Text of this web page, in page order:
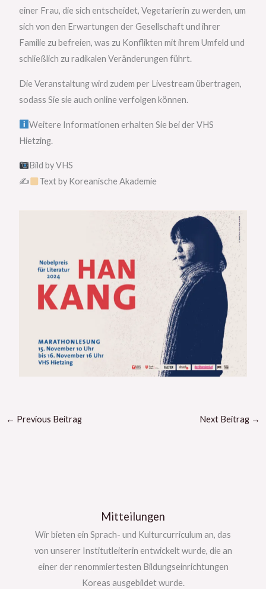
einer Frau, die sich entscheidet, Vegetarierin zu werden, um
sich von den Erwartungen der Gesellschaft und ihrer
Familie zu befreien, was zu Konflikten mit ihrem Umfeld und
schließlich zu radikalen Veränderungen führt.
Die Veranstaltung wird zudem per Livestream übertragen,
sodass Sie sie auch online verfolgen können.
Weitere Informationen erhalten Sie bei der VHS
Hietzing.
Bild by VHS
✍
Text by Koreanische Akademie
← Previous Beitrag Next Beitrag →
Mitteilungen
Wir bieten ein Sprach- und Kulturcurriculum an, das
von unserer Institutleiterin entwickelt wurde, die an
einer der renommiertesten Bildungseinrichtungen
Koreas ausgebildet wurde.